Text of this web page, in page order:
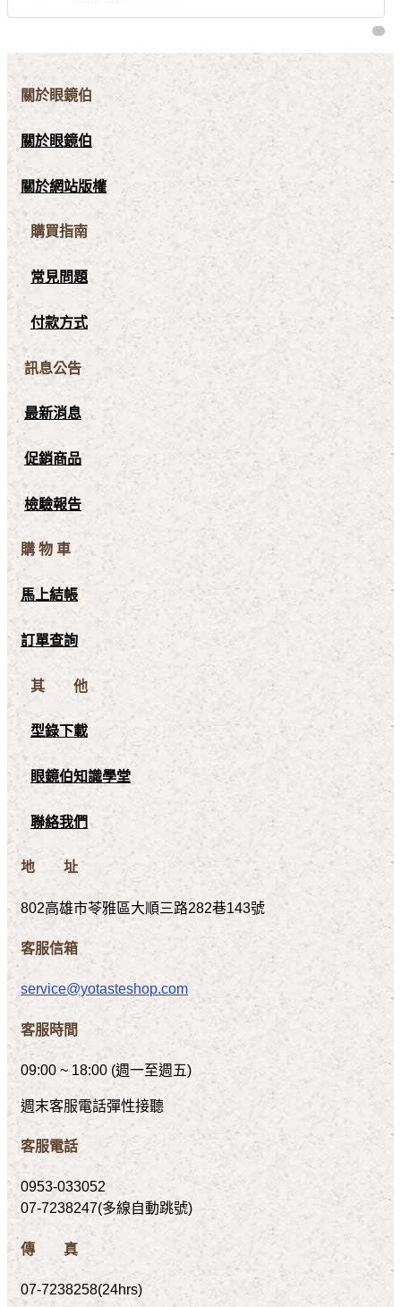
關於眼鏡伯
關於眼鏡伯
關於網站版權
購買指南
常見問題
付款方式
訊息公告
最新消息
促銷商品
檢驗報告
購 物 車
馬上結帳
訂單查詢
其 他
型錄下載
眼鏡伯知識學堂
聯絡我們
地 址
802高雄市苓雅區大順三路282巷143號
客服信箱
service@yotasteshop.com
客服時間
09:00 ~ 18:00 (週一至週五)
週末客服電話彈性接聽
客服電話
0953-033052
07-7238247(多線自動跳號)
傳 真
07-7238258(24hrs)